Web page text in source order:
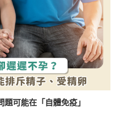
可能在「自體免疫」